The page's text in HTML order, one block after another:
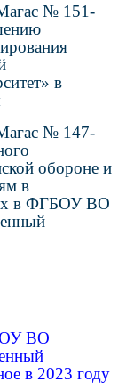
№ 151-
в
№ 147-
обороне и
в
в ФГБОУ ВО
ВО
в 2023 году